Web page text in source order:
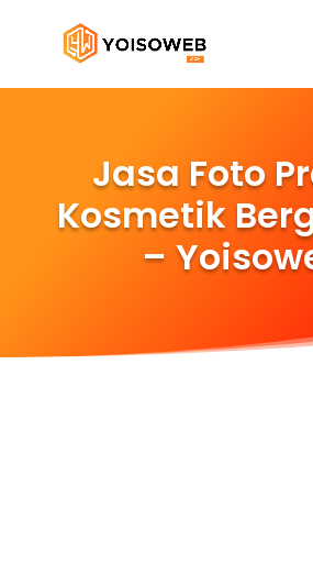
Jasa Foto
Kosmetik
–